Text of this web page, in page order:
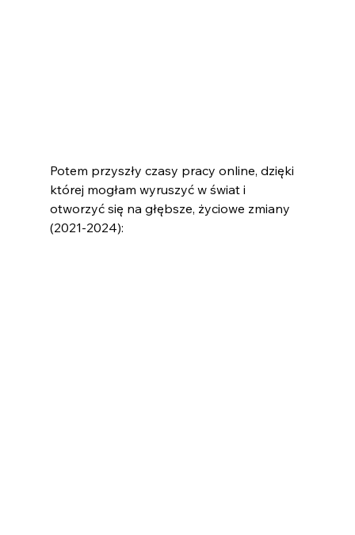
Potem przyszły czasy pracy online, dzięki
której mogłam wyruszyć w świat i
otworzyć się na głębsze, życiowe zmiany
(2021-2024):